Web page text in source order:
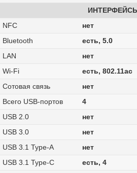
NFC
нет
Bluetooth
есть, 5.0
LAN
нет
Wi-Fi
есть, 802.11ac
Сотовая связь
нет
Всего USB-портов
4
USB 2.0
нет
USB 3.0
нет
USB 3.1 Type-A
нет
USB 3.1 Type-C
есть, 4